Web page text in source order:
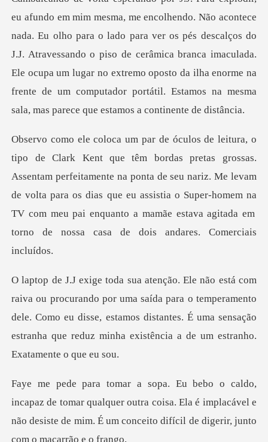
o lado para ver os pés descalços do
J.J. Atravessando o piso de cerâmica branca imaculada.
Ele ocupa um lugar no extremo opost
sentam perfeitamente na ponta de seu nariz. Me levam
de volta para os dias que eu assistia o Super-homem na
uma saída para o temperamento
dele. Como eu disse, estamos distantes. É uma sensa
r qualquer outra coisa. Ela é implacável e
não desiste de mim. É